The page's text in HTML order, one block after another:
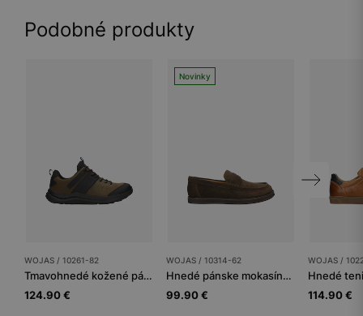
Podobné produkty
WOJAS / 10261-82
Tmavohnedé kožené pánske trekingové topánky s čiernymi vložkami
124.90 €
Novinky
WOJAS / 10314-62
Hnedé pánske mokasíny zo štiepenky
99.90 €
WOJAS /
114.90 €